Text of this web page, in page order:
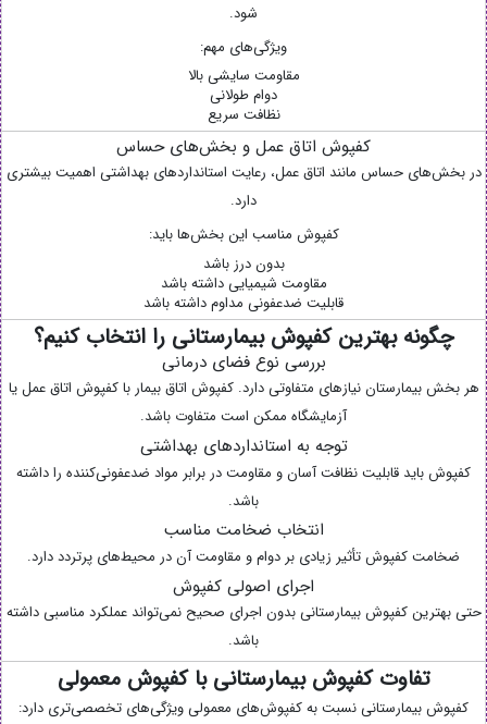
شود.
ویژگی‌های مهم:
مقاومت سایشی بالا
دوام طولانی
نظافت سریع
کفپوش اتاق عمل و بخش‌های حساس
در بخش‌های حساس مانند اتاق عمل، رعایت استانداردهای بهداشتی اهمیت بیشتری
دارد.
کفپوش مناسب این بخش‌ها باید:
بدون درز باشد
مقاومت شیمیایی داشته باشد
قابلیت ضدعفونی مداوم داشته باشد
چگونه بهترین کفپوش بیمارستانی را انتخاب کنیم؟
بررسی نوع فضای درمانی
هر بخش بیمارستان نیازهای متفاوتی دارد. کفپوش اتاق بیمار با کفپوش اتاق عمل یا
آزمایشگاه ممکن است متفاوت باشد.
توجه به استانداردهای بهداشتی
کفپوش باید قابلیت نظافت آسان و مقاومت در برابر مواد ضدعفونی‌کننده را داشته
باشد.
انتخاب ضخامت مناسب
ضخامت کفپوش تأثیر زیادی بر دوام و مقاومت آن در محیط‌های پرتردد دارد.
اجرای اصولی کفپوش
حتی بهترین کفپوش بیمارستانی بدون اجرای صحیح نمی‌تواند عملکرد مناسبی داشته
باشد.
تفاوت کفپوش بیمارستانی با کفپوش معمولی
کفپوش بیمارستانی نسبت به کفپوش‌های معمولی ویژگی‌های تخصصی‌تری دارد: